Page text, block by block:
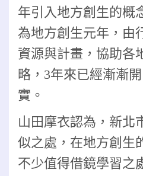
年引入地方創生的概
為地方創生元年，由
資源與計畫，協助各
略，3年來已經漸漸
實。
山田摩衣認為，新北
似之處，在地方創生
不少值得借鏡學習之